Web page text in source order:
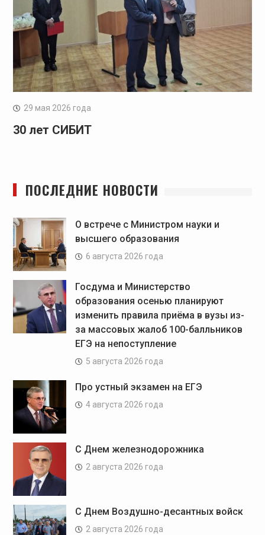
29 мая 2026 года
30 лет СИБИТ
ПОСЛЕДНИЕ НОВОСТИ
О встрече с Министром науки и
высшего образования
6 августа 2026 года
Госдума и Министерство
образования осенью планируют
изменить правила приёма в вузы из-
за массовых жалоб 100-балльников
ЕГЭ на непоступление
5 августа 2026 года
Про устный экзамен на ЕГЭ
4 августа 2026 года
С Днем железнодорожника
2 августа 2026 года
С Днем Воздушно-десантных войск
2 августа 2026 года